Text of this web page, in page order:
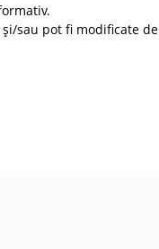
sau pot fi modificate de